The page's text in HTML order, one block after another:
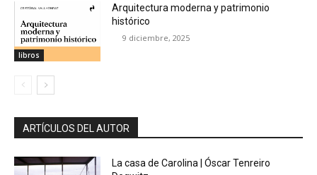
libros
Arquitectura moderna y patrimonio
histórico
9 diciembre, 2025
ARTÍCULOS DEL AUTOR
La casa de Carolina | Óscar Tenreiro